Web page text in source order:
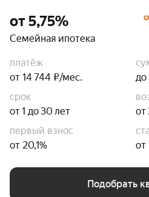
от 5,75%
Семейная ипотека
платёж
от 14 744 ₽/мес.
до
срок
от 1 до 30 лет
от
первый взнос
от 20,1%
от
Подобрать